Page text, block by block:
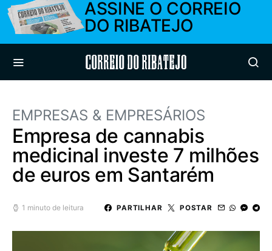
ASSINE O CORREIO
DO RIBATEJO
Correio do Ribatejo
EMPRESAS & EMPRESÁRIOS
Empresa de cannabis
medicinal investe 7 milhões
de euros em Santarém
1 minuto de leitura PARTILHAR POSTAR